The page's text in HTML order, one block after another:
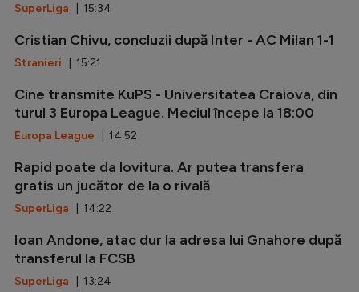
SuperLiga | 15:34
Cristian Chivu, concluzii după Inter - AC Milan 1-1
Stranieri | 15:21
Cine transmite KuPS - Universitatea Craiova, din
turul 3 Europa League. Meciul începe la 18:00
Europa League | 14:52
Rapid poate da lovitura. Ar putea transfera
gratis un jucător de la o rivală
SuperLiga | 14:22
Ioan Andone, atac dur la adresa lui Gnahore după
transferul la FCSB
SuperLiga | 13:24